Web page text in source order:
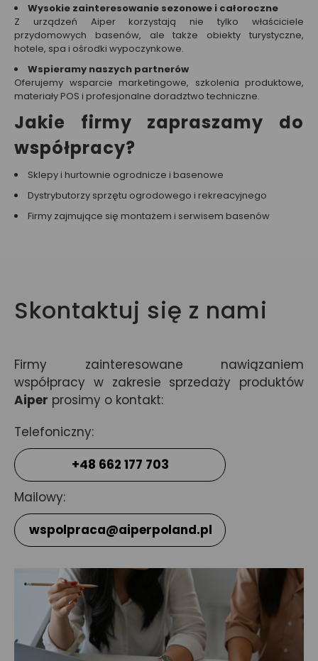
Wysokie zainteresowanie sezonowe i całoroczne
Z urządzeń Aiper korzystają nie tylko właściciele
przydomowych basenów, ale także obiekty turystyczne,
hotele, spa i ośrodki wypoczynkowe.
Wspieramy naszych partnerów
Oferujemy wsparcie marketingowe, szkolenia produktowe,
materiały POS i profesjonalne doradztwo techniczne.
Jakie firmy zapraszamy do
współpracy?
Sklepy i hurtownie ogrodnicze i basenowe
Dystrybutorzy sprzętu ogrodowego i rekreacyjnego
Firmy zajmujące się montażem i serwisem basenów
Skontaktuj się z nami
Firmy zainteresowane nawiązaniem
współpracy w zakresie sprzedaży produktów
Aiper prosimy o kontakt:
Telefoniczny:
+48 662 177 703
Mailowy:
wspolpraca@aiperpoland.pl